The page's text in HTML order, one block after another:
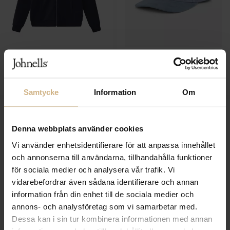
Samtycke Information Om
Denna webbplats använder cookies
Vi använder enhetsidentifierare för att anpassa innehållet
och annonserna till användarna, tillhandahålla funktioner
för sociala medier och analysera vår trafik. Vi
vidarebefordrar även sådana identifierare och annan
information från din enhet till de sociala medier och
annons- och analysföretag som vi samarbetar med.
Dessa kan i sin tur kombinera informationen med annan
Ballier track jacket
LES DEUX